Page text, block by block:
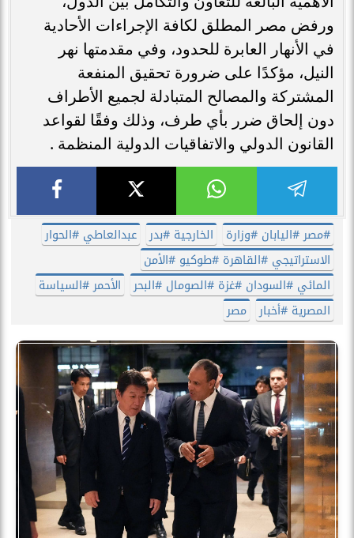
ورفض مصر المطلق لكافة الإجراءات الأحادية
في الأنهار العابرة للحدود، وفي مقدمتها نهر
النيل، مؤكدًا على ضرورة تحقيق المنفعة
المشتركة والمصالح المتبادلة لجميع الأطراف
دون إلحاق ضرر بأي طرف، وذلك وفقًا لقواعد
القانون الدولي والاتفاقيات الدولية المنظمة .
​#مصر #اليابان #وزارة الخارجية #بدر
عبدالعاطي #الحوار
الاستراتيجي #القاهرة #طوكيو #الأمن
المائي #السودان #غزة #الصومال #البحر
الأحمر #السياسة
المصرية #أخبار
مصر